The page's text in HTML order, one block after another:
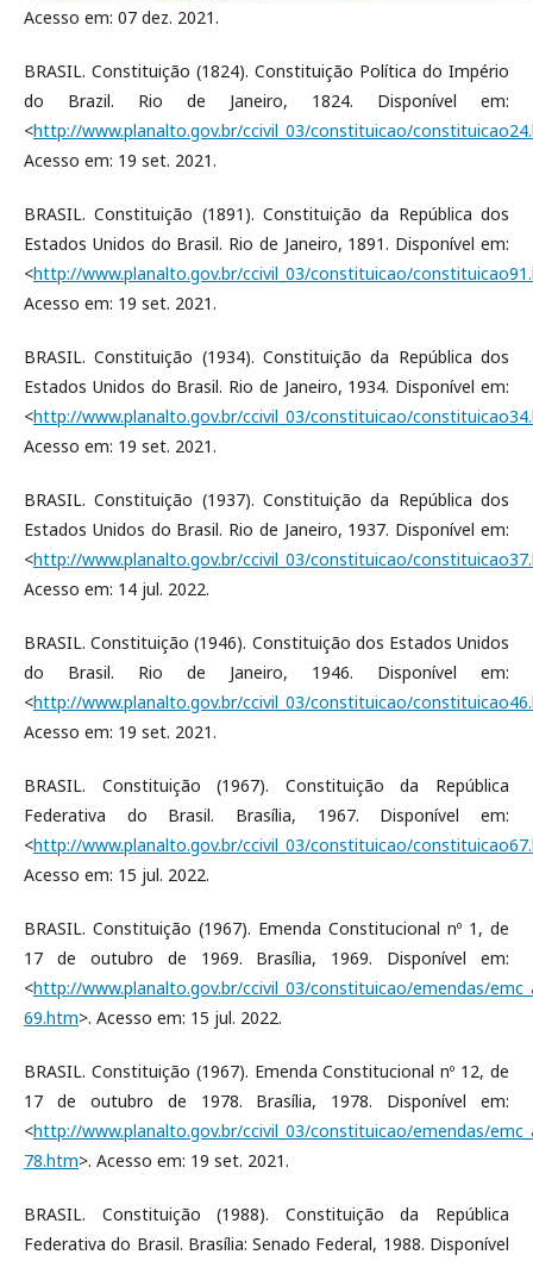
Acesso em: 07 dez. 2021.
BRASIL. Constituição (1824). Constituição Política do Império
do Brazil. Rio de Janeiro, 1824. Disponível em:
<http://www.planalto.gov.br/ccivil_03/constituicao/
Acesso em: 19 set. 2021.
BRASIL. Constituição (1891). Constituição da República dos
Estados Unidos do Brasil. Rio de Janeiro, 1891. Disponível em:
<http://www.planalto.gov.br/ccivil_03/constituicao/
Acesso em: 19 set. 2021.
BRASIL. Constituição (1934). Constituição da República dos
Estados Unidos do Brasil. Rio de Janeiro, 1934. Disponível em:
<http://www.planalto.gov.br/ccivil_03/constituicao/
Acesso em: 19 set. 2021.
BRASIL. Constituição (1937). Constituição da República dos
Estados Unidos do Brasil. Rio de Janeiro, 1937. Disponível em:
<http://www.planalto.gov.br/ccivil_03/constituicao/
Acesso em: 14 jul. 2022.
BRASIL. Constituição (1946). Constituição dos Estados Unidos
do Brasil. Rio de Janeiro, 1946. Disponível em:
<http://www.planalto.gov.br/ccivil_03/constituicao/
Acesso em: 19 set. 2021.
BRASIL. Constituição (1967). Constituição da República
Federativa do Brasil. Brasília, 1967. Disponível em:
<http://www.planalto.gov.br/ccivil_03/constituicao/
Acesso em: 15 jul. 2022.
BRASIL. Constituição (1967). Emenda Constitucional nº 1, de
17 de outubro de 1969. Brasília, 1969. Disponível em:
<http://www.planalto.gov.br/ccivil_03/constituicao/emendas/
69.htm>. Acesso em: 15 jul. 2022.
BRASIL. Constituição (1967). Emenda Constitucional nº 12, de
17 de outubro de 1978. Brasília, 1978. Disponível em:
<http://www.planalto.gov.br/ccivil_03/constituicao/emendas/
78.htm>. Acesso em: 19 set. 2021.
BRASIL. Constituição (1988). Constituição da República
Federativa do Brasil. Brasília: Senado Federal, 1988. Disponível